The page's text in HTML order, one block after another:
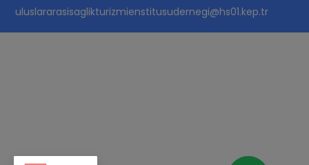
uluslararasisaglikturizmienstitusudernegi@hs01.kep.tr